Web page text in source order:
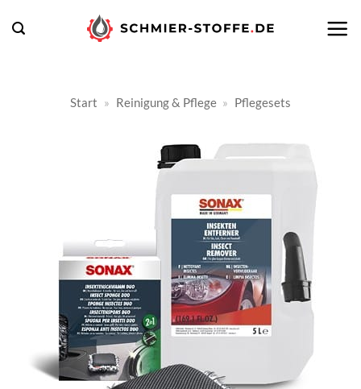
Inhalt
Start » Reinigung & Pflege » Pflegesets